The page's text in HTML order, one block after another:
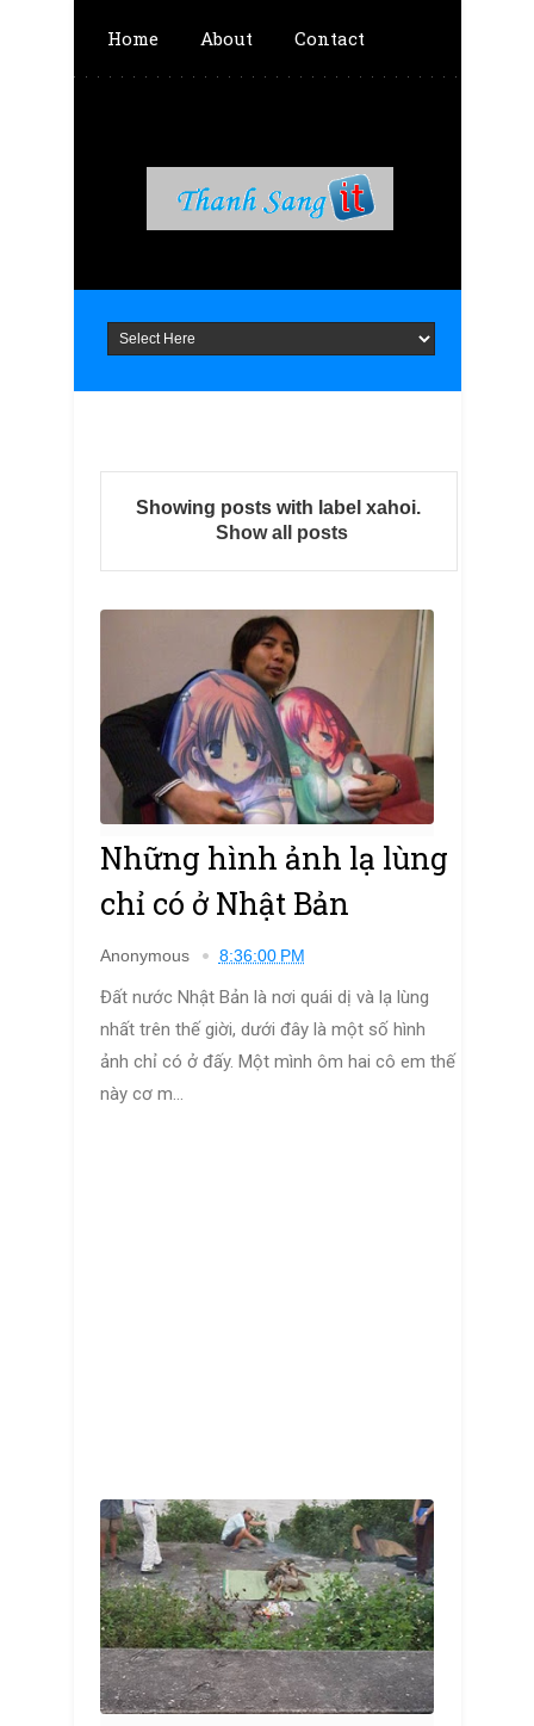
Home About Contact
Showing posts with label xahoi.
Show all posts
Những hình ảnh lạ lùng
chỉ có ở Nhật Bản
Anonymous 8:36:00 PM
Đất nước Nhật Bản là nơi quái dị và lạ lùng
nhất trên thế giời, dưới đây là một số hình
ảnh chỉ có ở đấy. Một mình ôm hai cô em thế
này cơ m...